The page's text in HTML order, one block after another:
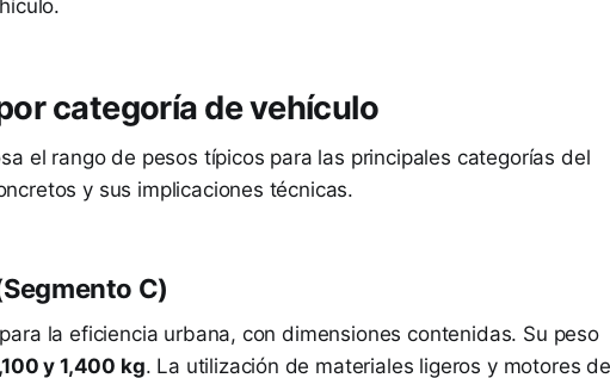
categoría de vehículo
el rango de pesos típicos para las principales categorías del
y sus implicaciones técnicas.
C)
la eficiencia urbana, con dimensiones contenidas. Su peso
y 1,400 kg. La utilización de materiales ligeros y motores de